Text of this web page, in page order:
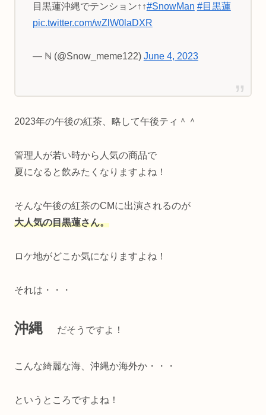
目黒蓮沖縄でテンション↑↑#SnowMan #目黒蓮
pic.twitter.com/wZlW0laDXR
— ℕ (@Snow_meme122) June 4, 2023
2023年の午後の紅茶、略して午後ティ＾＾
管理人が若い時から人気の商品で
夏になると飲みたくなりますよね！
そんな午後の紅茶のCMに出演されるのが
大人気の目黒蓮さん。
ロケ地がどこか気になりますよね！
それは・・・
沖縄 だそうですよ！
こんな綺麗な海、沖縄か海外か・・・
というところですよね！